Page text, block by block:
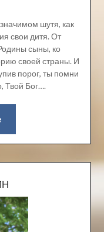
шутя, как
свои дитя. От
сыны, ко
своей страны. И
порог, ты помни
Твой Бог….